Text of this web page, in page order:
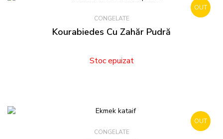
OUT
CONGELATE
Kourabiedes Cu Zahăr Pudră
Stoc epuizat
OUT
CONGELATE